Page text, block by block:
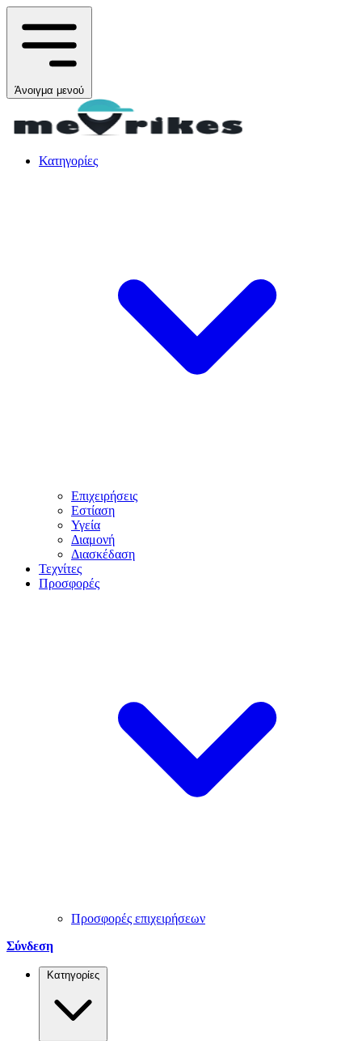
Άνοιγμα μενού
Κατηγορίες
Επιχειρήσεις
Εστίαση
Υγεία
Διαμονή
Διασκέδαση
Τεχνίτες
Προσφορές
Προσφορές επιχειρήσεων
Σύνδεση
Κατηγορίες